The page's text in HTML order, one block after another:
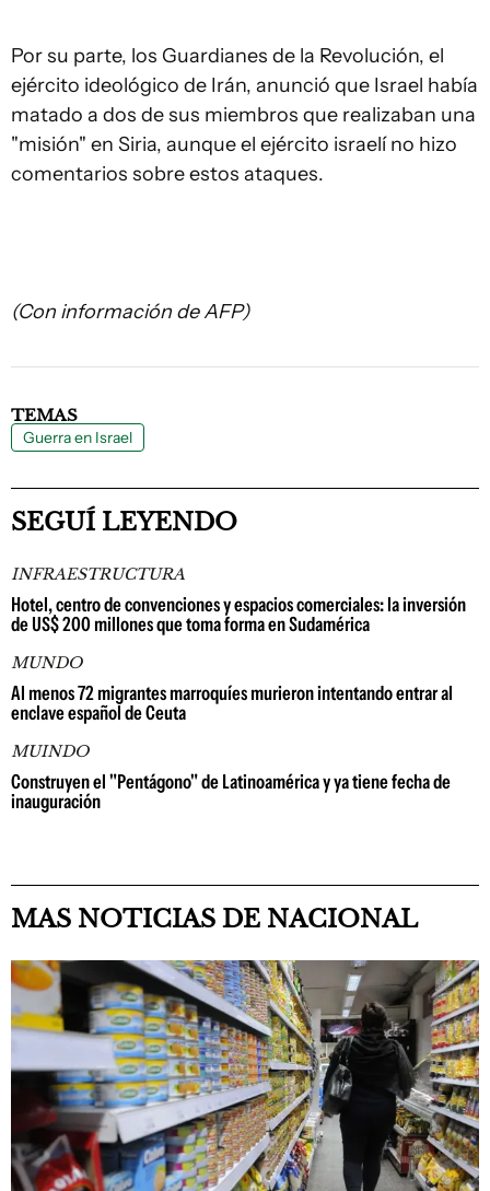
Por su parte, los Guardianes de la Revolución, el
ejército ideológico de Irán, anunció que Israel había
matado a dos de sus miembros que realizaban una
"misión" en Siria, aunque el ejército israelí no hizo
comentarios sobre estos ataques.
(Con información de AFP)
TEMAS
Guerra en Israel
SEGUÍ LEYENDO
INFRAESTRUCTURA
Hotel, centro de convenciones y espacios comerciales: la inversión
de US$ 200 millones que toma forma en Sudamérica
MUNDO
Al menos 72 migrantes marroquíes murieron intentando entrar al
enclave español de Ceuta
MUINDO
Construyen el "Pentágono" de Latinoamérica y ya tiene fecha de
inauguración
MAS NOTICIAS DE NACIONAL